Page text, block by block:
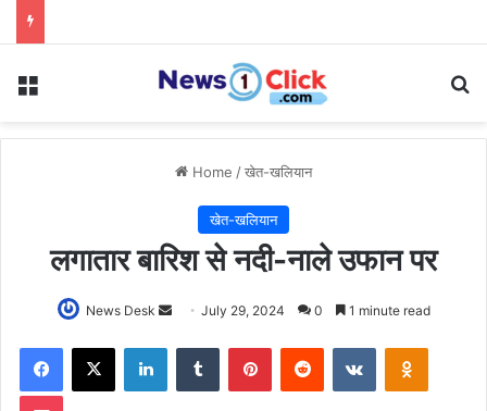
Menu
Home /खेत-खलियान
खेत-खलियान
लगातार बारिश से नदी-नाले उफान पर
News Desk
Send
email
July 29, 2024 0 1 minute read
Facebook
X LinkedInTumblr PinterestReddit VKontakte
Pocket